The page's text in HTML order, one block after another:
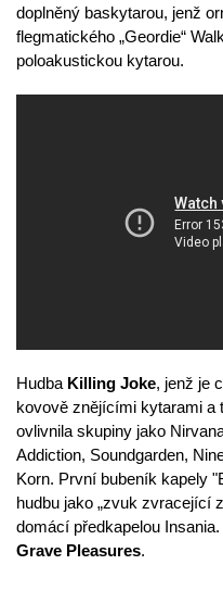
doplněný baskytarou, jenž
flegmatického „Geordie“
poloakustickou kytarou.
Hudba Killing Joke, jenž je
kovově znějícími kytarami a
ovlivnila skupiny jako
Addiction, Soundgarden,
Korn. První bubeník kapely
hudbu jako „zvuk zvracející
domácí předkapelou
Grave Pleasures.